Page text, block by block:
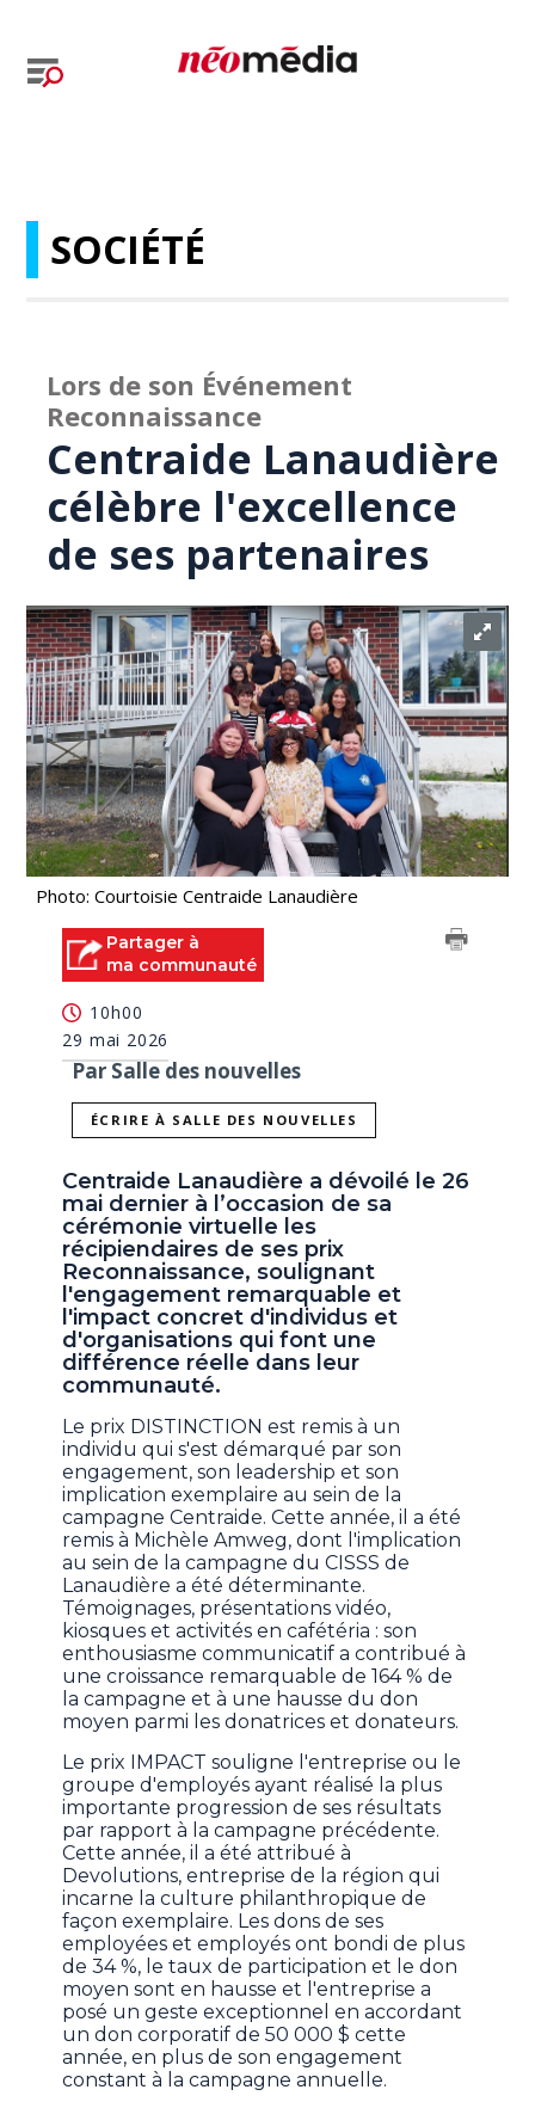
SOCIÉTÉ
Lors de son Événement
Reconnaissance
Centraide Lanaudière
célèbre l'excellence
de ses partenaires
Photo: Courtoisie Centraide Lanaudière
Partager à
ma communauté
10h00
29 mai 2026
Par Salle des nouvelles
ÉCRIRE À SALLE DES NOUVELLES
Centraide Lanaudière a dévoilé le 26
mai dernier à l’occasion de sa
cérémonie virtuelle les
récipiendaires de ses prix
Reconnaissance, soulignant
l'engagement remarquable et
l'impact concret d'individus et
d'organisations qui font une
différence réelle dans leur
communauté.
Le prix DISTINCTION est remis à un
individu qui s'est démarqué par son
engagement, son leadership et son
implication exemplaire au sein de la
campagne Centraide. Cette année, il a été
remis à Michèle Amweg, dont l'implication
au sein de la campagne du CISSS de
Lanaudière a été déterminante.
Témoignages, présentations vidéo,
kiosques et activités en cafétéria : son
enthousiasme communicatif a contribué à
une croissance remarquable de 164 % de
la campagne et à une hausse du don
moyen parmi les donatrices et donateurs.
Le prix IMPACT souligne l'entreprise ou le
groupe d'employés ayant réalisé la plus
importante progression de ses résultats
par rapport à la campagne précédente.
Cette année, il a été attribué à
Devolutions, entreprise de la région qui
incarne la culture philanthropique de
façon exemplaire. Les dons de ses
employées et employés ont bondi de plus
de 34 %, le taux de participation et le don
moyen sont en hausse et l'entreprise a
posé un geste exceptionnel en accordant
un don corporatif de 50 000 $ cette
année, en plus de son engagement
constant à la campagne annuelle.